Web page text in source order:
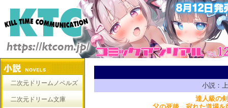
二次元ドリームノベルズ
二次元ドリーム文庫
小説：
達人級の